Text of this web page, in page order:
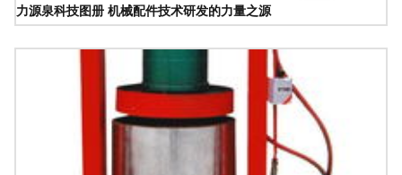
力源泉科技图册 机械配件技术研发的力量之源